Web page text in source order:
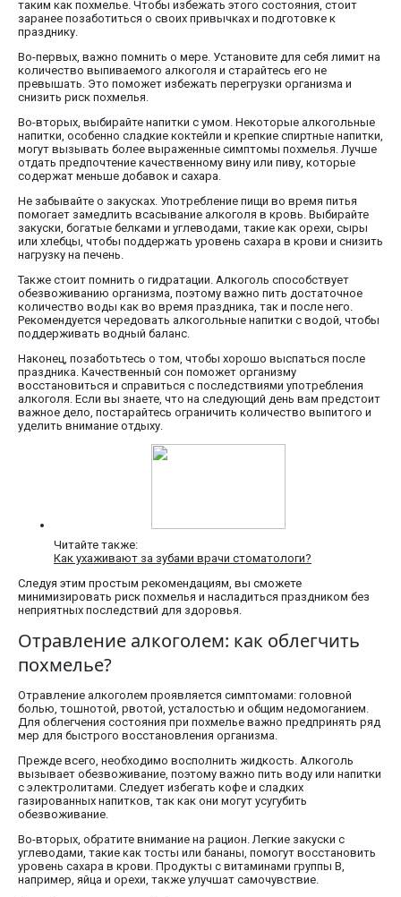
таким как похмелье. Чтобы избежать этого состояния, стоит
заранее позаботиться о своих привычках и подготовке к
празднику.
Во-первых, важно помнить о мере. Установите для себя лимит на
количество выпиваемого алкоголя и старайтесь его не
превышать. Это поможет избежать перегрузки организма и
снизить риск похмелья.
Во-вторых, выбирайте напитки с умом. Некоторые алкогольные
напитки, особенно сладкие коктейли и крепкие спиртные напитки,
могут вызывать более выраженные симптомы похмелья. Лучше
отдать предпочтение качественному вину или пиву, которые
содержат меньше добавок и сахара.
Не забывайте о закусках. Употребление пищи во время питья
помогает замедлить всасывание алкоголя в кровь. Выбирайте
закуски, богатые белками и углеводами, такие как орехи, сыры
или хлебцы, чтобы поддержать уровень сахара в крови и снизить
нагрузку на печень.
Также стоит помнить о гидратации. Алкоголь способствует
обезвоживанию организма, поэтому важно пить достаточное
количество воды как во время праздника, так и после него.
Рекомендуется чередовать алкогольные напитки с водой, чтобы
поддерживать водный баланс.
Наконец, позаботьтесь о том, чтобы хорошо выспаться после
праздника. Качественный сон поможет организму
восстановиться и справиться с последствиями употребления
алкоголя. Если вы знаете, что на следующий день вам предстоит
важное дело, постарайтесь ограничить количество выпитого и
уделить внимание отдыху.
Читайте также:
Как ухаживают за зубами врачи стоматологи?
Следуя этим простым рекомендациям, вы сможете
минимизировать риск похмелья и насладиться праздником без
неприятных последствий для здоровья.
Отравление алкоголем: как облегчить
похмелье?
Отравление алкоголем проявляется симптомами: головной
болью, тошнотой, рвотой, усталостью и общим недомоганием.
Для облегчения состояния при похмелье важно предпринять ряд
мер для быстрого восстановления организма.
Прежде всего, необходимо восполнить жидкость. Алкоголь
вызывает обезвоживание, поэтому важно пить воду или напитки
с электролитами. Следует избегать кофе и сладких
газированных напитков, так как они могут усугубить
обезвоживание.
Во-вторых, обратите внимание на рацион. Легкие закуски с
углеводами, такие как тосты или бананы, помогут восстановить
уровень сахара в крови. Продукты с витаминами группы B,
например, яйца и орехи, также улучшат самочувствие.